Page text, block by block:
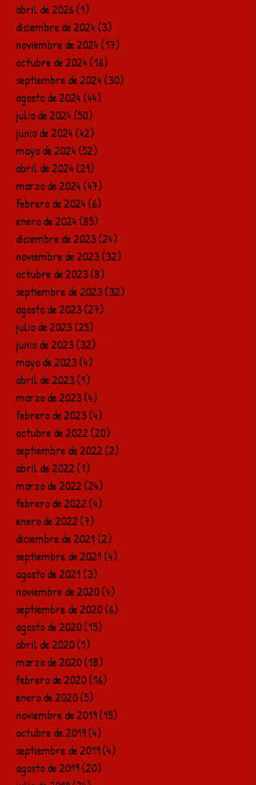
abril de 2026(1)
diciembre de 2024(3)
noviembre de 2024(17)
octubre de 2024(16)
septiembre de 2024(30)
agosto de 2024(44)
julio de 2024(50)
junio de 2024(42)
mayo de 2024(52)
abril de 2024(29)
marzo de 2024(47)
febrero de 2024(6)
enero de 2024(85)
diciembre de 2023(24)
noviembre de 2023(32)
octubre de 2023(8)
septiembre de 2023(32)
agosto de 2023(27)
julio de 2023(25)
junio de 2023(32)
mayo de 2023(4)
abril de 2023(1)
marzo de 2023(4)
febrero de 2023(4)
octubre de 2022(20)
septiembre de 2022(2)
abril de 2022(1)
marzo de 2022(24)
febrero de 2022(4)
enero de 2022(7)
diciembre de 2021(2)
septiembre de 2021(4)
agosto de 2021(3)
noviembre de 2020(4)
septiembre de 2020(6)
agosto de 2020(15)
abril de 2020(1)
marzo de 2020(18)
febrero de 2020(16)
enero de 2020(5)
noviembre de 2019(15)
octubre de 2019(4)
septiembre de 2019(4)
agosto de 2019(20)